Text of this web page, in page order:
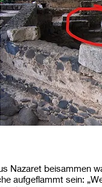
Nazaret beisammen
aufgeflammt sein: